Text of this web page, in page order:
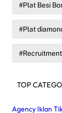
Plat Besi
Plat
TOP
Agency Iklan